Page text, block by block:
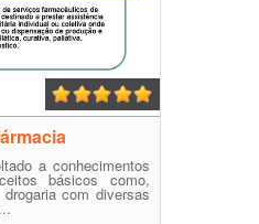
a conhecimentos
básicos como,
com diversas